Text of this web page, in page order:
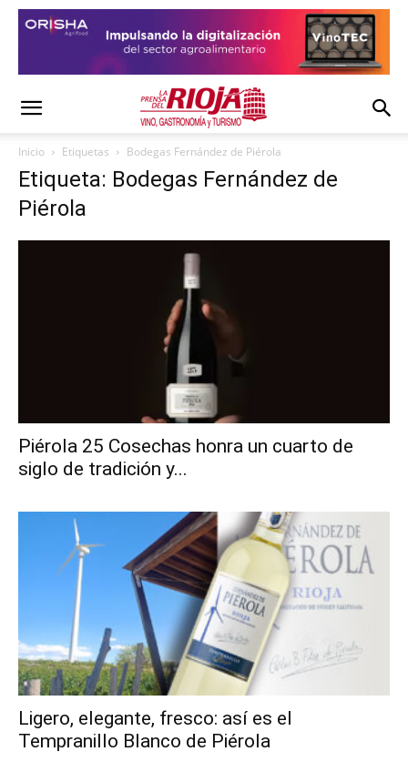
Inicio Etiquetas Bodegas Fernández de Piérola
Etiqueta: Bodegas Fernández de
Piérola
Piérola 25 Cosechas honra un cuarto de
siglo de tradición y...
Ligero, elegante, fresco: así es el
Tempranillo Blanco de Piérola